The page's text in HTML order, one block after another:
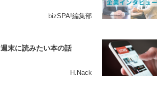
bizSPA!編集部
週末に読みたい本の話
H.Nack